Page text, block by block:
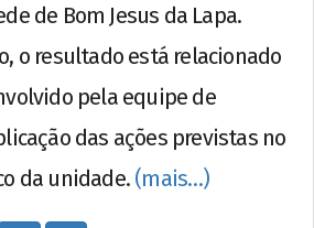
de Bom Jesus da Lapa.
o resultado está relacionado
pela equipe de
das ações previstas no
da unidade. (mais…)